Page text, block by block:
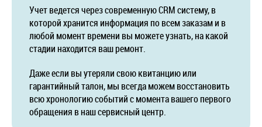
Учет ведется через современную CRM систему, в
которой хранится информация по всем заказам и в
любой момент времени вы можете узнать, на какой
стадии находится ваш ремонт.
Даже если вы утеряли свою квитанцию или
гарантийный талон, мы всегда можем восстановить
всю хронологию событий с момента вашего первого
обращения в наш сервисный центр.